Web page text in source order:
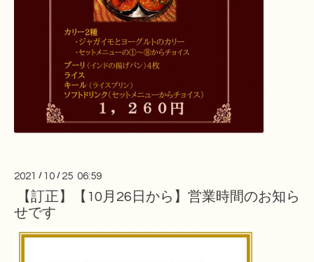
2021 / 10 / 25 06:59
【訂正】【10月26日から】営業時間のお知ら
せです